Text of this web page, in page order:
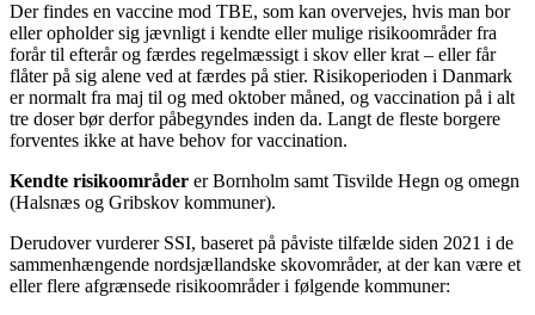
Der findes en vaccine mod TBE, som kan overvejes, hvis man bor
eller opholder sig jævnligt i kendte eller mulige risikoområder fra
forår til efterår og færdes regelmæssigt i skov eller krat – eller får
flåter på sig alene ved at færdes på stier. Risikoperioden i Danmark
er normalt fra maj til og med oktober måned, og vaccination på i alt
tre doser bør derfor påbegyndes inden da. Langt de fleste borgere
forventes ikke at have behov for vaccination.
Kendte risikoområder er Bornholm samt Tisvilde Hegn og omegn
(Halsnæs og Gribskov kommuner).
Derudover vurderer SSI, baseret på påviste tilfælde siden 2021 i de
sammenhængende nordsjællandske skovområder, at der kan være et
eller flere afgrænsede risikoområder i følgende kommuner: